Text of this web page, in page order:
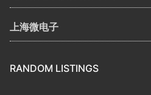
上海微电子
RANDOM LISTINGS